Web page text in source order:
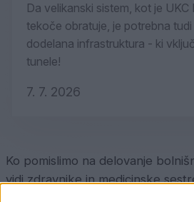
Da velikanski sistem, kot je UKC
tekoče obratuje, je potrebna
dodelana infrastruktura - ki
tunele!
7. 7. 2026
Ko pomislimo na delovanje
vidi zdravnike in medicinske
A da lahko ti nemoteno